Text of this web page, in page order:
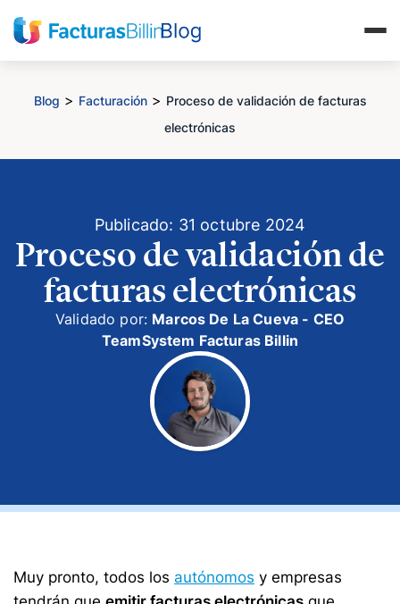
Blog > Facturación> Proceso de validación de facturas
electrónicas
Publicado: 31 octubre 2024
Proceso de validación de
facturas electrónicas
Validado por: Marcos De La Cueva - CEO
TeamSystem Facturas Billin
Muy pronto, todos los autónomos y empresas